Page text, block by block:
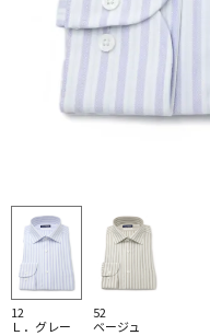
12
Ｌ．グレー
52
ベージュ